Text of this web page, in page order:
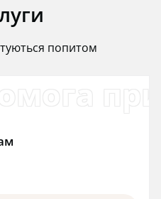
попитом